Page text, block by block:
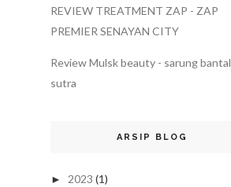
REVIEW TREATMENT ZAP - ZAP
PREMIER SENAYAN CITY
Review Mulsk beauty - sarung bantal
sutra
ARSIP BLOG
► 2023 (1)